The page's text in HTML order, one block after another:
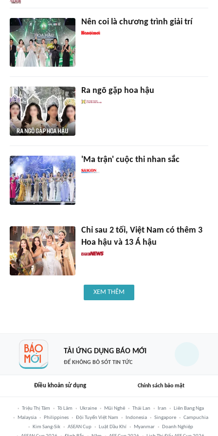
Nên coi là chương trình giải trí
Ra ngõ gặp hoa hậu
'Ma trận' cuộc thi nhan sắc
Chỉ sau 2 tối, Việt Nam có thêm 3
Hoa hậu và 13 Á hậu
XEM THÊM
TẢI ỨNG DỤNG BÁO MỚI
ĐỂ KHÔNG BỎ SÓT TIN TỨC
Điều khoản sử dụng Chính sách bảo mật
Triệu Thị Tâm Tô Lâm Ukraine Mũi Nghê Thái Lan Iran
Liên Bang Nga
Malaysia
Philippines Đội Tuyển Việt Nam Indonesia Singapore
Campuchia
Kim Sang-Sik
ASEAN Cup Luật Dầu Khí Myanmar
Doanh Nghiệp